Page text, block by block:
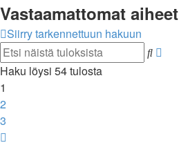
Vastaamattomat aiheet
Siirry tarkennettuun hakuun
Etsi
Haku löysi 54 tulosta
1
2
3